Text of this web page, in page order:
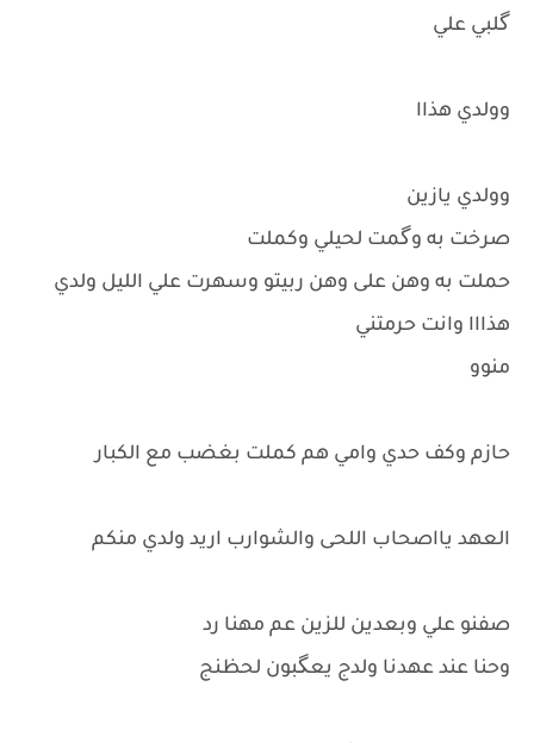
گلبي علي
وولدي هذاا
وولدي يازين
صرخت به وگمت لحيلي وكملت
حملت به وهن على وهن ربيتو وسهرت علي الليل ولدي
هذااا وانت حرمتني
منوو
حازم وكف حدي وامي هم كملت بغضب مع الكبار
العهد يااصحاب اللحى والشوارب اريد ولدي منكم
صفنو علي وبعدين للزين عم مهنا رد
وحنا عند عهدنا ولدج يعگبون لحظنج